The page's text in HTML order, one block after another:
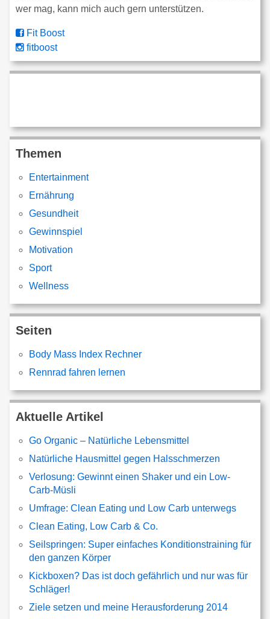
wer mag, kann mich auch gern unterstützen.
Fit Boost
fitboost
Themen
Entertainment
Ernährung
Gesundheit
Gewinnspiel
Motivation
Sport
Wellness
Seiten
Body Mass Index Rechner
Rennrad fahren lernen
Aktuelle Artikel
Go Organic – Natürliche Lebensmittel
Natürliche Hausmittel gegen Halsschmerzen
Verlosung: Gewinnt einen Shaker und ein Low-
Carb-Müsli
Umfrage: Clean Eating und Low Carb unterwegs
Clean Eating, Low Carb & Co.
Seilspringen: Super einfaches Konditionstraining für
den ganzen Körper
Kickboxen? Das ist doch gefährlich und nur was für
Schläger!
Ziele setzen und meine Herausforderung 2014